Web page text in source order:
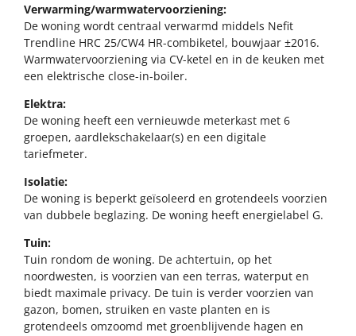
Verwarming/warmwatervoorziening:
De woning wordt centraal verwarmd middels Nefit
Trendline HRC 25/CW4 HR-combiketel, bouwjaar ±2016.
Warmwatervoorziening via CV-ketel en in de keuken met
een elektrische close-in-boiler.
Elektra:
De woning heeft een vernieuwde meterkast met 6
groepen, aardlekschakelaar(s) en een digitale
tariefmeter.
Isolatie:
De woning is beperkt geïsoleerd en grotendeels voorzien
van dubbele beglazing. De woning heeft energielabel G.
Tuin:
Tuin rondom de woning. De achtertuin, op het
noordwesten, is voorzien van een terras, waterput en
biedt maximale privacy. De tuin is verder voorzien van
gazon, bomen, struiken en vaste planten en is
grotendeels omzoomd met groenblijvende hagen en